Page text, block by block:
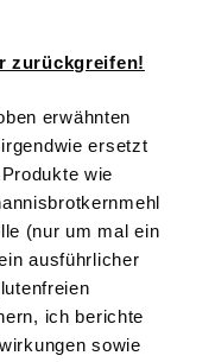
zurückgreifen!
erwähnten
ersetzt
wie
(nur um mal ein
ausführlicher
ich berichte
sowie